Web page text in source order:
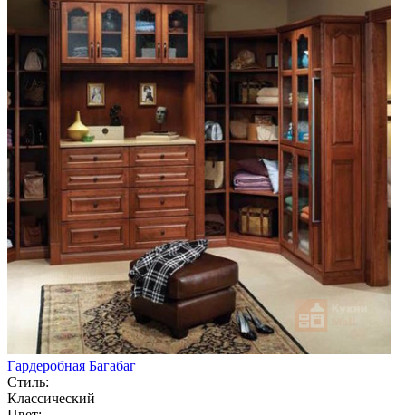
Гардеробная Багабаг
Стиль:
Классический